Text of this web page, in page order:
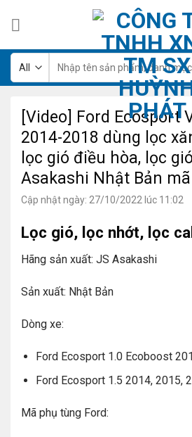
kiếm:
[Video] Ford Ecosport
2014-2018 dùng lọc
lọc gió điều hòa, lọc
Asakashi Nhật Bản
Cập nhật ngày: 27/10/2022 lúc 11:02
Lọc gió, lọc nhớt, lọc
Hãng sản xuất: JS Asakashi
Sản xuất: Nhật Bản
Dòng xe:
Ford Ecosport 1.0 Ecoboost
Ford Ecosport 1.5 2014, 2015,
Mã phụ tùng Ford: